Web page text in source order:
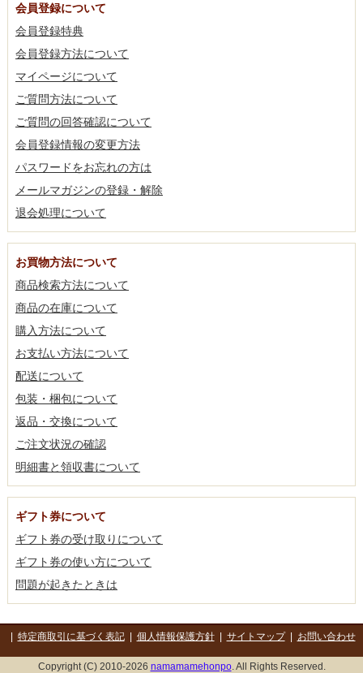
会員登録について
会員登録特典
会員登録方法について
マイページについて
ご質問方法について
ご質問の回答確認について
会員登録情報の変更方法
パスワードをお忘れの方は
メールマガジンの登録・解除
退会処理について
お買物方法について
商品検索方法について
商品の在庫について
購入方法について
お支払い方法について
配送について
包装・梱包について
返品・交換について
ご注文状況の確認
明細書と領収書について
ギフト券について
ギフト券の受け取りについて
ギフト券の使い方について
問題が起きたときは
| 特定商取引に基づく表記| 個人情報保護方針| サイトマップ| お問い合わせ
Copyright (C) 2010-2026 namamamehonpo. All Rights Reserved.